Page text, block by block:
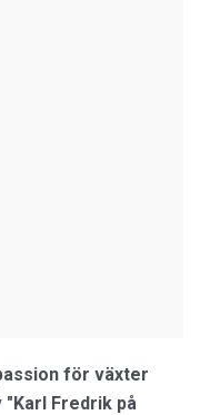
för växter
Fredrik på